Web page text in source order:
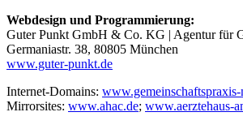
Webdesign und Programmierung:
Guter Punkt GmbH & Co. KG | Agentur für
Germaniastr. 38, 80805 München
www.guter-punkt.de
Internet-Domains:
Mirrorsites: www.ahac.de; www.aerztehaus-